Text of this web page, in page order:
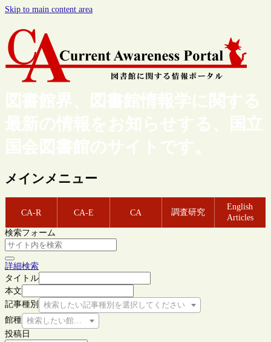
Skip to main content area
図書館界、図書館情報学に関する
最新の情報をお知らせする、国立
国会図書館のサイトです。
メインメニュー
CA-R CA-E CA 調査研究
English
Articles
検索フォーム
詳細検索
タイトル
本文
記事種別
検索したい記事種別を選択してください
館種 検索したい館種を選択してください
投稿日